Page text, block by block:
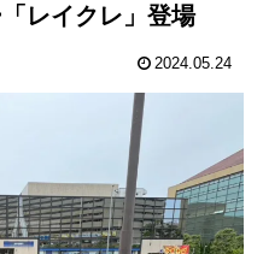
レイクレ」登場
2024.05.24